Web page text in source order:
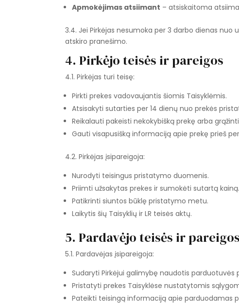
Apmokėjimas atsiimant – atsiskaitoma
3.4. Jei Pirkėjas nesumoka per 3 darbo dienas
atskiro pranešimo.
4. Pirkėjo teisės ir pareigos
4.1. Pirkėjas turi teisę:
Pirkti prekes vadovaujantis šiomis Taisyklėmis.
Atsisakyti sutarties per 14 dienų nuo prekės
Reikalauti pakeisti nekokybišką prekę arba
Gauti visapusišką informaciją apie prekę prieš
4.2. Pirkėjas įsipareigoja:
Nurodyti teisingus pristatymo duomenis.
Priimti užsakytas prekes ir sumokėti sutartą kainą.
Patikrinti siuntos būklę pristatymo metu.
Laikytis šių Taisyklių ir LR teisės aktų.
5. Pardavėjo teisės ir pareigos
5.1. Pardavėjas įsipareigoja:
Sudaryti Pirkėjui galimybę naudotis parduotuvės
Pristatyti prekes Taisyklėse nustatytomis
Pateikti teisingą informaciją apie parduodamas